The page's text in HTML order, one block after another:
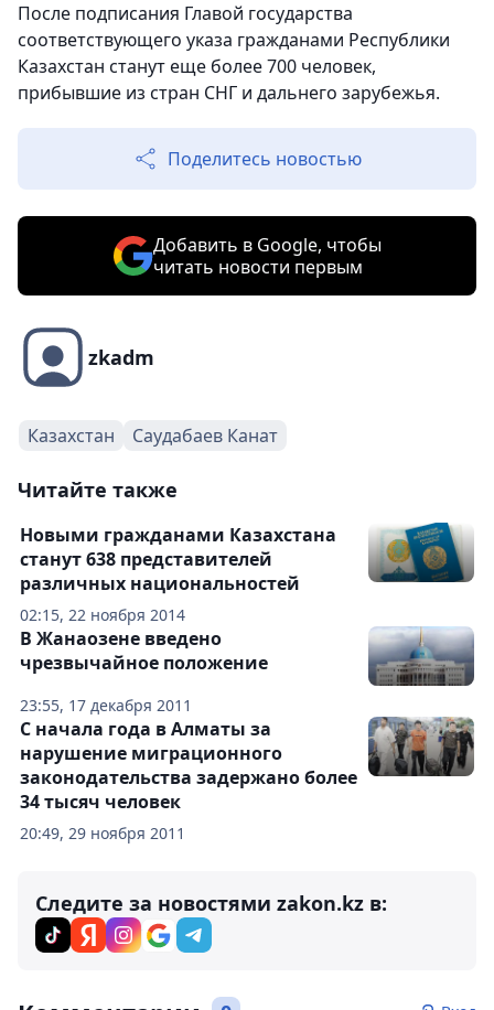
После подписания Главой государства
соответствующего указа гражданами Республики
Казахстан станут еще более 700 человек,
прибывшие из стран СНГ и дальнего зарубежья.
Поделитесь новостью
Добавить в Google, чтобы
читать новости первым
zkadm
Казахстан Саудабаев Канат
Читайте также
02:15, 22 ноября 2014
Новыми гражданами Казахстана
станут 638 представителей
различных национальностей
23:55, 17 декабря 2011
В Жанаозене введено
чрезвычайное положение
20:49, 29 ноября 2011
С начала года в Алматы за
нарушение миграционного
законодательства задержано более
34 тысяч человек
Следите за новостями zakon.kz в: